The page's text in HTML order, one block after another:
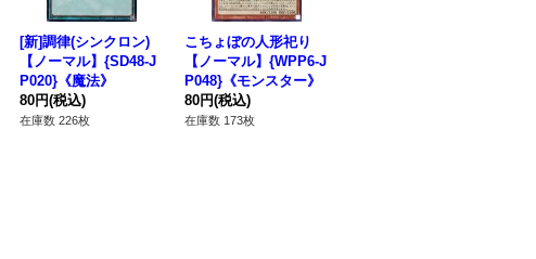
[新]調律(シンクロン)
【ノーマル】{SD48-J
P020}《魔法》
80円(税込)
在庫数 226枚
こちょぼの人形祀り
【ノーマル】{WPP6-J
P048}《モンスター》
80円(税込)
在庫数 173枚